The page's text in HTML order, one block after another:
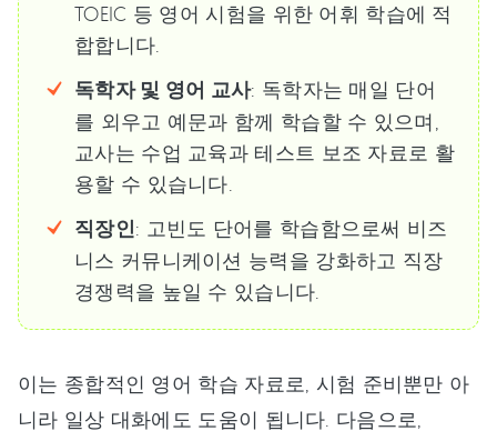
TOEIC 등 영어 시험을 위한 어휘 학습에 적
합합니다.
독학자 및 영어 교사: 독학자는 매일 단어
를 외우고 예문과 함께 학습할 수 있으며,
교사는 수업 교육과 테스트 보조 자료로 활
용할 수 있습니다.
직장인: 고빈도 단어를 학습함으로써 비즈
니스 커뮤니케이션 능력을 강화하고 직장
경쟁력을 높일 수 있습니다.
이는 종합적인 영어 학습 자료로, 시험 준비뿐만 아
니라 일상 대화에도 도움이 됩니다. 다음으로,